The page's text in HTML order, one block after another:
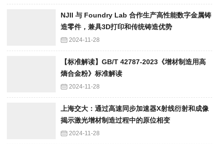
NJII 与 Foundry Lab 合作生产高性能数字金属铸
造零件，兼具3D打印和传统铸造优势
2024-11-28
【标准解读】GB/T 42787-2023《增材制造用高
熵合金粉》标准解读
2024-11-28
上海交大：通过高速同步加速器X射线衍射和成像
揭示激光增材制造过程中的原位相变
2024-11-28